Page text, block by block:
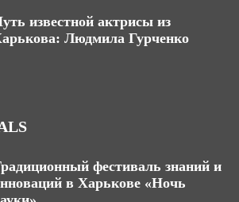
известной актрисы из
Людмила Гурченко
фестиваль знаний и
в Харькове «Ночь